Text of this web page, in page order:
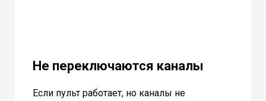
Не переключаются каналы
Если пульт работает, но каналы не